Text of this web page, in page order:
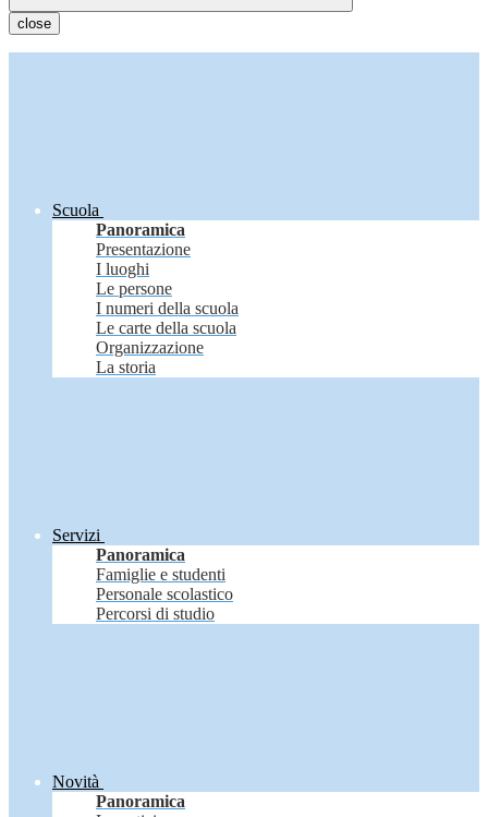
close
Scuola
Panoramica
Presentazione
I luoghi
Le persone
I numeri della scuola
Le carte della scuola
Organizzazione
La storia
Servizi
Panoramica
Famiglie e studenti
Personale scolastico
Percorsi di studio
Novità
Panoramica